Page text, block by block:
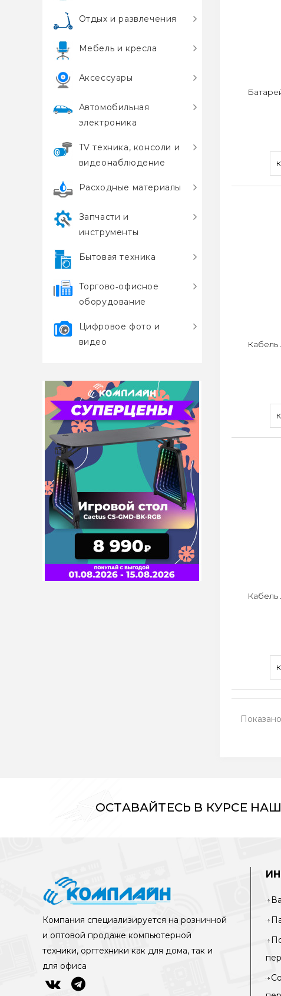
Отдых и развлечения
Мебель и кресла
Аксессуары
Автомобильная
электроника
TV техника, консоли и
видеонаблюдение
Расходные материалы
Запчасти и
инструменты
Бытовая техника
Торгово‑офисное
оборудование
Цифровое фото и
видео
Кабель
Кабель
ОСТАВАЙТЕСЬ В КУРСЕ
Компания специализируется на розничной
и оптовой продаже компьютерной
техники, оргтехники как для дома, так и
для офиса